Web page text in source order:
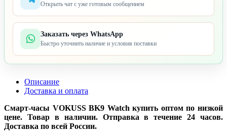
Открыть чат с уже готовым сообщением
Заказать через WhatsApp
Быстро уточнить наличие и условия поставки
Описание
Доставка и оплата
Смарт-часы VOKUSS BK9 Watch купить оптом по низкой
цене. Товар в наличии. Отправка в течение 24 часов.
Доставка по всей России.